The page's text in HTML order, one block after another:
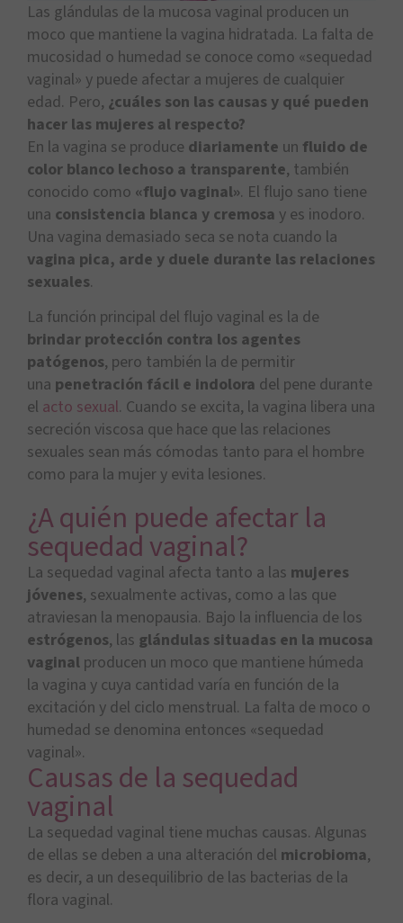
Las glándulas de la mucosa vaginal producen un
moco que mantiene la vagina hidratada. La falta de
mucosidad o humedad se conoce como «sequedad
vaginal» y puede afectar a mujeres de cualquier
edad. Pero, ¿cuáles son las causas y qué pueden
hacer las mujeres al respecto?
En la vagina se produce diariamente un fluido de
color blanco lechoso a transparente, también
conocido como «flujo vaginal». El flujo sano tiene
una consistencia blanca y cremosa y es inodoro.
Una vagina demasiado seca se nota cuando la
vagina pica, arde y duele durante las relaciones
sexuales.
La función principal del flujo vaginal es la de
brindar protección contra los agentes
patógenos, pero también la de permitir
una penetración fácil e indolora del pene durante
el acto sexual. Cuando se excita, la vagina libera una
secreción viscosa que hace que las relaciones
sexuales sean más cómodas tanto para el hombre
como para la mujer y evita lesiones.
¿A quién puede afectar la
sequedad vaginal?
La sequedad vaginal afecta tanto a las mujeres
jóvenes, sexualmente activas, como a las que
atraviesan la menopausia. Bajo la influencia de los
estrógenos, las glándulas situadas en la mucosa
vaginal producen un moco que mantiene húmeda
la vagina y cuya cantidad varía en función de la
excitación y del ciclo menstrual. La falta de moco o
humedad se denomina entonces «sequedad
vaginal».
Causas de la sequedad
vaginal
La sequedad vaginal tiene muchas causas. Algunas
de ellas se deben a una alteración del microbioma,
es decir, a un desequilibrio de las bacterias de la
flora vaginal.